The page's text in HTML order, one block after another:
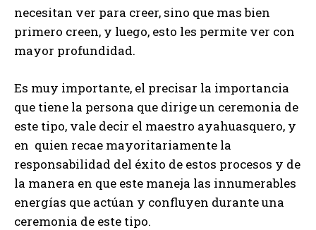
necesitan ver para creer, sino que mas bien
primero creen, y luego, esto les permite ver con
mayor profundidad.
Es muy importante, el precisar la importancia
que tiene la persona que dirige un ceremonia de
este tipo, vale decir el maestro ayahuasquero, y
en quien recae mayoritariamente la
responsabilidad del éxito de estos procesos y de
la manera en que este maneja las innumerables
energías que actúan y confluyen durante una
ceremonia de este tipo.